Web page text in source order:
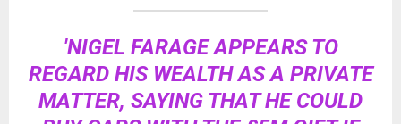
'NIGEL FARAGE APPEARS TO
REGARD HIS WEALTH AS A PRIVATE
MATTER, SAYING THAT HE COULD